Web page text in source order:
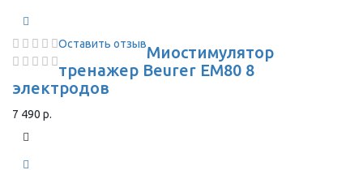
Оставить отзывМиостимулятор
тренажер Beurer EM80 8
электродов
7 490 р.